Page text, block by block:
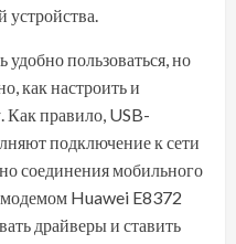
устройства.
пользоваться, но
как настроить и
Как правило, USB-
подключение к сети
соединения мобильного
модемом Huawei E8372
драйверы и ставить